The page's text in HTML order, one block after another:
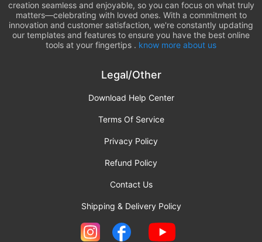
creation seamless and enjoyable, so you can focus on what truly
matters—celebrating with loved ones. With a commitment to
innovation and customer satisfaction, we're constantly updating
our templates and features to ensure you have the best online
tools at your fingertips . know more about us
Legal/Other
Download Help Center
Terms Of Service
Privacy Policy
Refund Policy
Contact Us
Shipping & Delivery Policy